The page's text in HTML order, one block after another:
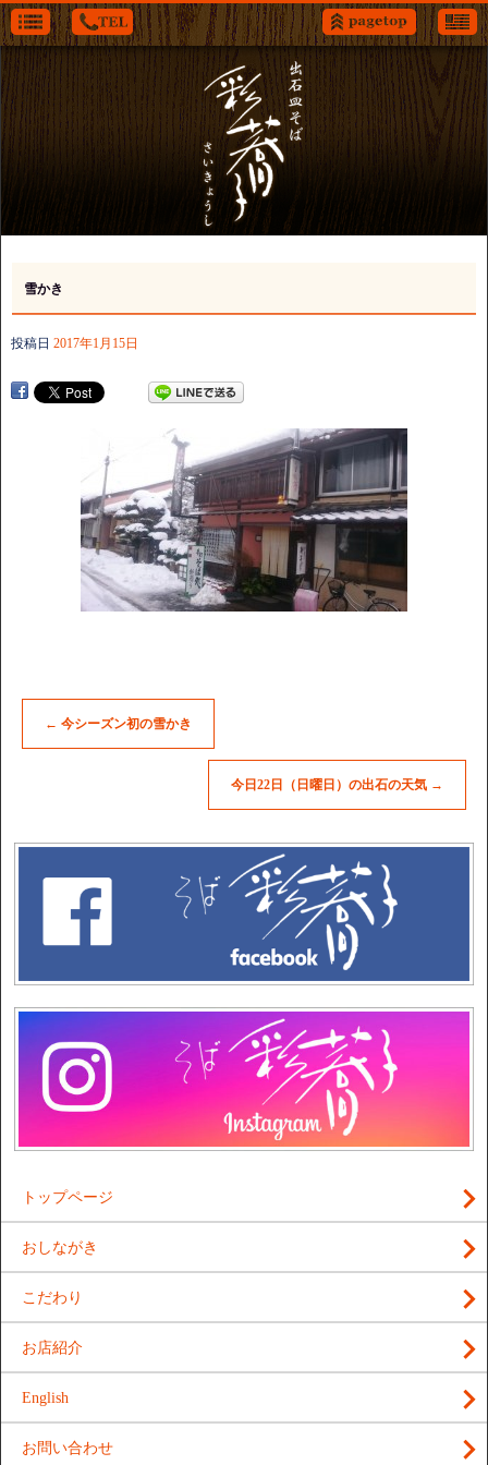
雪かき
投稿日 2017年1月15日
← 今シーズン初の雪かき
今日22日（日曜日）の出石の天気 →
トップページ
おしながき
こだわり
お店紹介
English
お問い合わせ